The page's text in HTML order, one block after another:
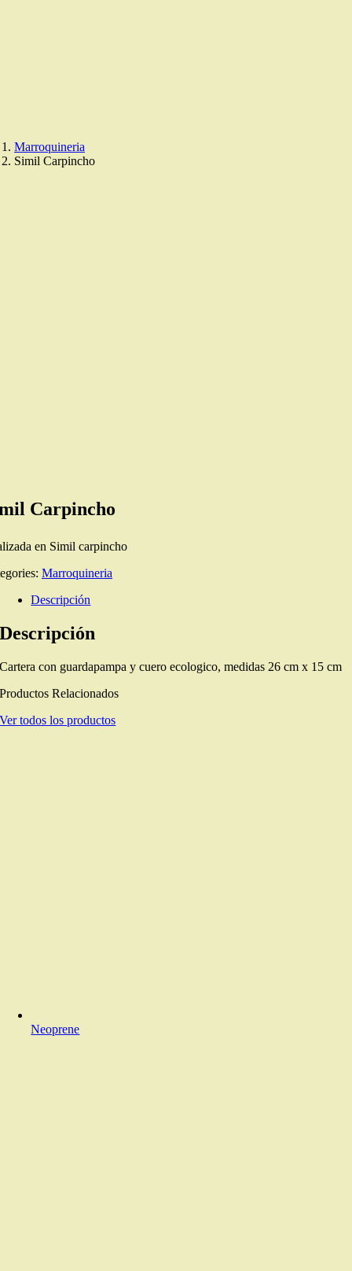
Marroquineria
Simil Carpincho
Carpincho
en Simil carpincho
Marroquineria
Descripción
Descripción
Cartera con guardapampa y cuero ecologico, medidas 26 cm x 15 cm
Productos Relacionados
Ver todos los productos
Neoprene